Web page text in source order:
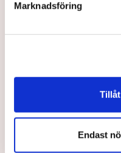
Marknadsföring
Endast
Torvtäkten i Grimsås
Polisen kritiseras för